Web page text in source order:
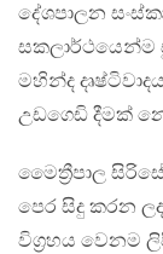
දේශපාලන
සකලාර්ථයෙන්ම
මහින්ද
උඩගෙඩි දීමක්
මෛත්‍රීපාල
පෙර සිදු කරන
විග්‍රහය වෙනම